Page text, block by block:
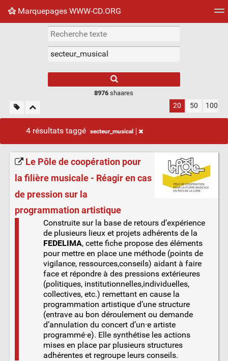
Marquepages WWW-CD.ORG
Nuage de tags Mur d'images
8976 shaares
20 50 100
4 résultats taggé secteur_musical
Le Pôle de coopération pour
la filière musicale - Réagir en cas
de pression sur la
programmation artistique
Construite sur la base de retours d’expérience
de plusieurs lieux et projets adhérents de la
FEDELIMA, cette fiche propose des éléments
pour mettre en place une méthode (points de
vigilance, ressources,conseils) aidant à faire
face et répondre à des pressions extérieures
(politiques, institutionnelles,individuelles,
collectives, etc.) remettant en cause la
programmation artistique d’une structure
(entrave au bon déroulement ou demande
d’annulation du concert d’un·e artiste
programmé·e). Elle synthétise les actions
mises en place par plusieurs structures
adhérentes et regroupe leurs conseils.